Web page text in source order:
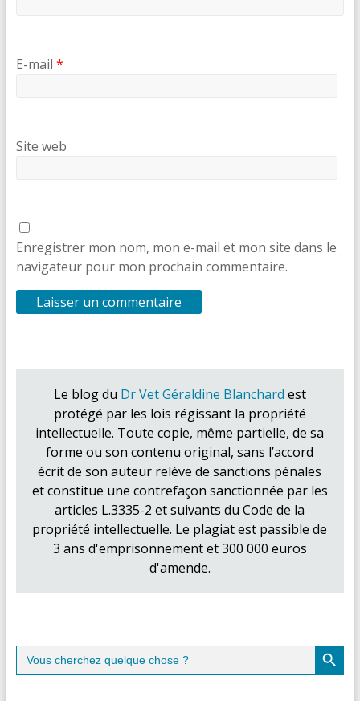
E-mail *
Site web
Enregistrer mon nom, mon e-mail et mon site dans le
navigateur pour mon prochain commentaire.
Le blog du Dr Vet Géraldine Blanchard est
protégé par les lois régissant la propriété
intellectuelle. Toute copie, même partielle, de sa
forme ou son contenu original, sans l’accord
écrit de son auteur relève de sanctions pénales
et constitue une contrefaçon sanctionnée par les
articles L.3335-2 et suivants du Code de la
propriété intellectuelle. Le plagiat est passible de
3 ans d'emprisonnement et 300 000 euros
d'amende.
Search
for:
Search Button